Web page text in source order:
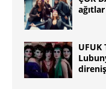
UFUK